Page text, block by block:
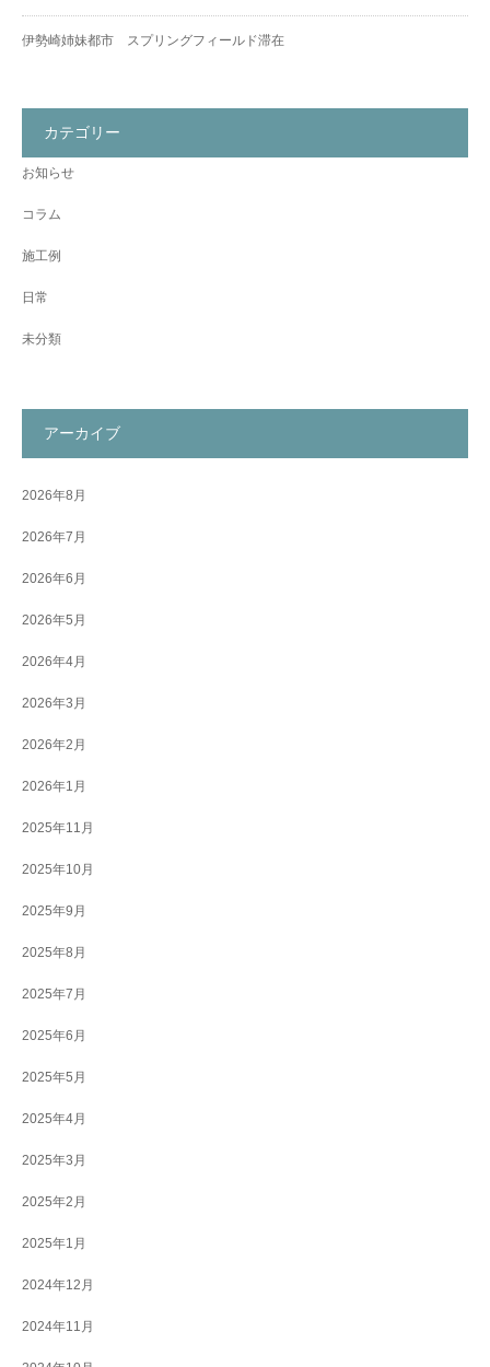
伊勢崎姉妹都市 スプリングフィールド滞在
カテゴリー
お知らせ
コラム
施工例
日常
未分類
アーカイブ
2026年8月
2026年7月
2026年6月
2026年5月
2026年4月
2026年3月
2026年2月
2026年1月
2025年11月
2025年10月
2025年9月
2025年8月
2025年7月
2025年6月
2025年5月
2025年4月
2025年3月
2025年2月
2025年1月
2024年12月
2024年11月